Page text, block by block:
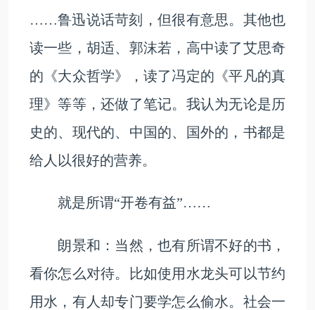
……鲁迅说话苛刻，但很有意思。其他也
读一些，胡适、郭沫若，高中读了艾思奇
的《大众哲学》，读了冯定的《平凡的真
理》等等，还做了笔记。我认为无论是历
史的、现代的、中国的、国外的，书都是
给人以很好的营养。
就是所谓“开卷有益”……
朗景和：当然，也有所谓不好的书，
看你怎么对待。比如使用水龙头可以节约
用水，有人却专门要学怎么偷水。社会一